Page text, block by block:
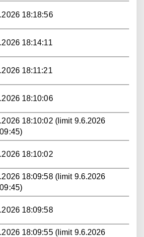
18:18:56
18:14:11
18:11:21
18:10:06
18:10:02 (limit 9.6.2026
18:10:02
18:09:58 (limit 9.6.2026
18:09:58
18:09:55 (limit 9.6.2026